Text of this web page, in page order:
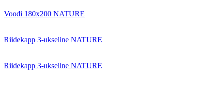
Voodi 180x200 NATURE
Riidekapp 3-ukseline NATURE
Riidekapp 3-ukseline NATURE